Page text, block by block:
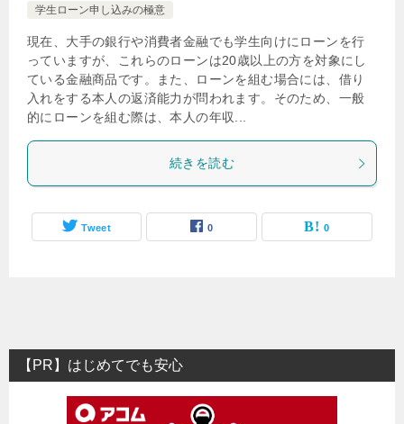
学生ローン申し込みの極意
現在、大手の銀行や消費者金融でも学生向けにローンを行
っていますが、これらのローンは20歳以上の方を対象にし
ている金融商品です。また、ローンを組む場合には、借り
入れをする本人の返済能力が問われます。そのため、一般
的にローンを組む際は、本人の年収...
続きを読む
Tweet 0 0
【PR】はじめてでも安心